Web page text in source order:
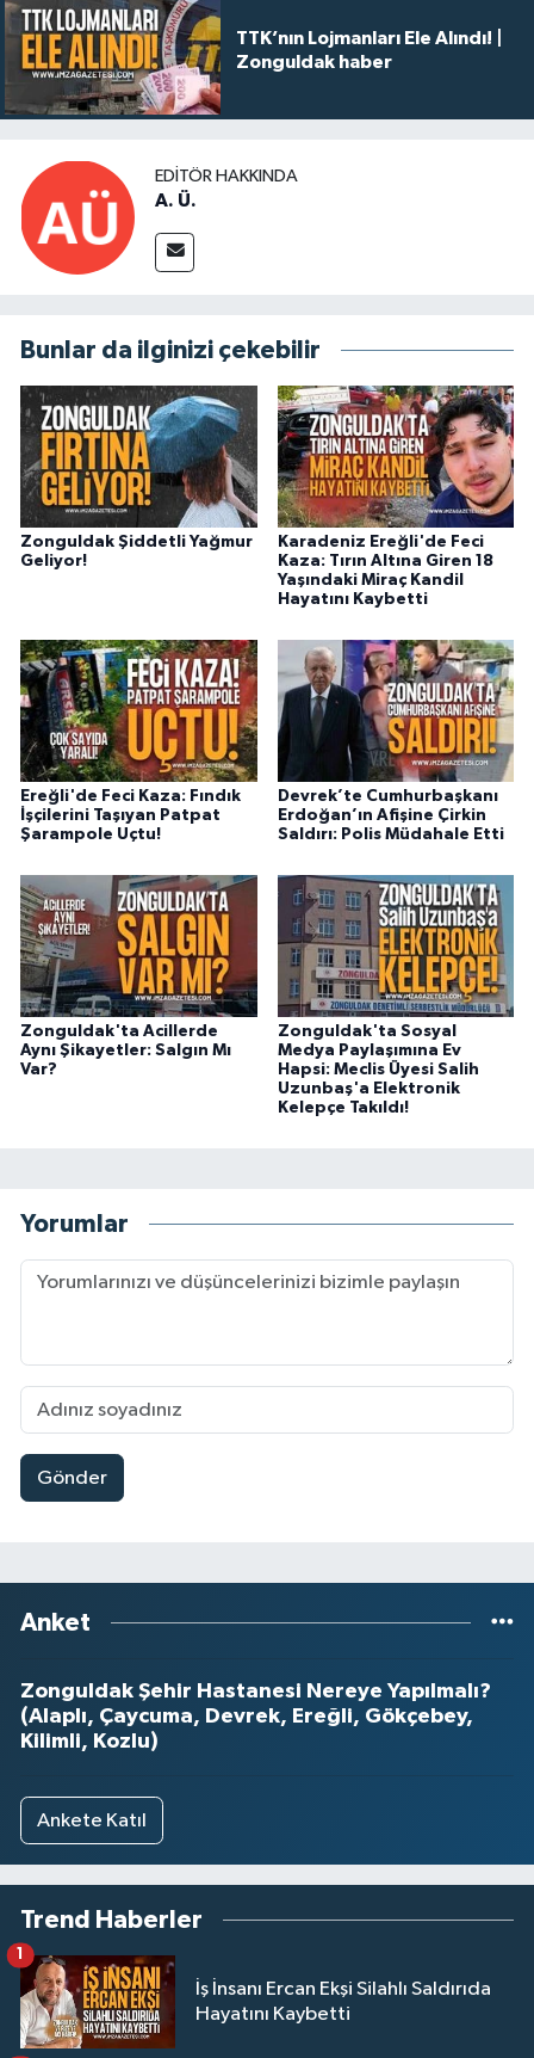
TTK’nın Lojmanları Ele Alındı! |
Zonguldak haber
EDITÖR HAKKINDA
A. Ü.
Bunlar da ilginizi çekebilir
Zonguldak Şiddetli Yağmur
Geliyor!
Karadeniz Ereğli'de Feci
Kaza: Tırın Altına Giren 18
Yaşındaki Miraç Kandil
Hayatını Kaybetti
Ereğli'de Feci Kaza: Fındık
İşçilerini Taşıyan Patpat
Şarampole Uçtu!
Devrek’te Cumhurbaşkanı
Erdoğan’ın Afişine Çirkin
Saldırı: Polis Müdahale Etti
Zonguldak'ta Acillerde
Aynı Şikayetler: Salgın Mı
Var?
Zonguldak'ta Sosyal
Medya Paylaşımına Ev
Hapsi: Meclis Üyesi Salih
Uzunbaş'a Elektronik
Kelepçe Takıldı!
Yorumlar
Gönder
Anket
Zonguldak Şehir Hastanesi Nereye Yapılmalı?
(Alaplı, Çaycuma, Devrek, Ereğli, Gökçebey,
Kilimli, Kozlu)
Ankete Katıl
Trend Haberler
İş İnsanı Ercan Ekşi Silahlı Saldırıda
Hayatını Kaybetti
1